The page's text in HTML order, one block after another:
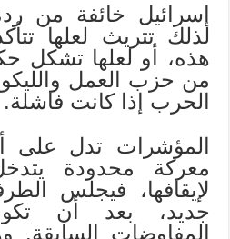
إسرائيل خائفة من
لذلك تتريث لعلها
هذه، أو لعلها تشكل
من حزب العمل
الحرب إذا كانت فاشلة.
المؤشرات تدل على
معركة محدودة
لإيقافها، فيجلس
جديد، بعد أن
المفاوضات السابقة.